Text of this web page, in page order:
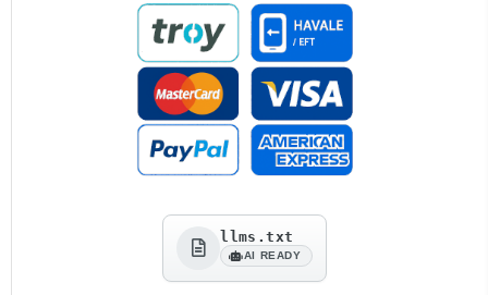
llms.txt
AI READY